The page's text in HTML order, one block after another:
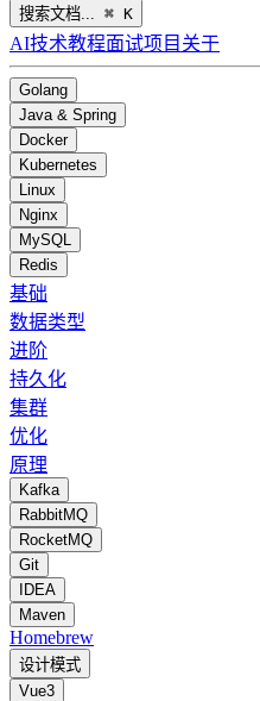
搜索文档... ⌘ K
AI技术教程面试项目 关于
Golang
Java & Spring
Docker
Kubernetes
Linux
Nginx
MySQL
Redis
基础
数据类型
进阶
持久化
集群
优化
原理
Kafka
RabbitMQ
RocketMQ
Git
IDEA
Maven
Homebrew
设计模式
Vue3